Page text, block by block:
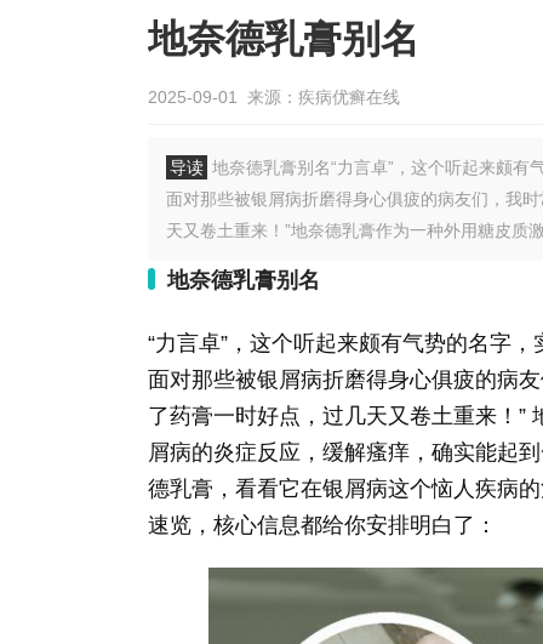
地奈德乳膏别名
2025-09-01 来源： 疾病优癣在线
导读 地奈德乳膏别名“力言卓”，这个听起来颇
面对那些被银屑病折磨得身心俱疲的病友们，我
天又卷土重来！”地奈德乳膏作为一种外用糖皮质
地奈德乳膏别名
“力言卓”，这个听起来颇有气势的名字
面对那些被银屑病折磨得身心俱疲的病
了药膏一时好点，过几天又卷土重来！”
屑病的炎症反应，缓解瘙痒，确实能起
德乳膏，看看它在银屑病这个恼人疾病
速览，核心信息都给你安排明白了：